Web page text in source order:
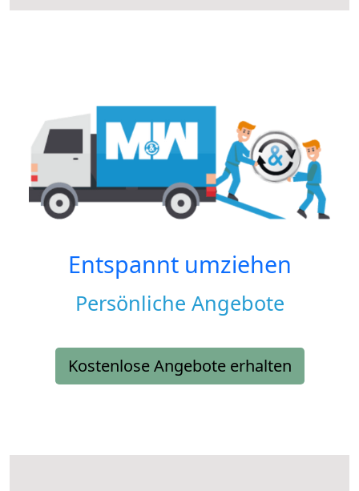
Entspannt umziehen
Persönliche Angebote
Kostenlose Angebote erhalten